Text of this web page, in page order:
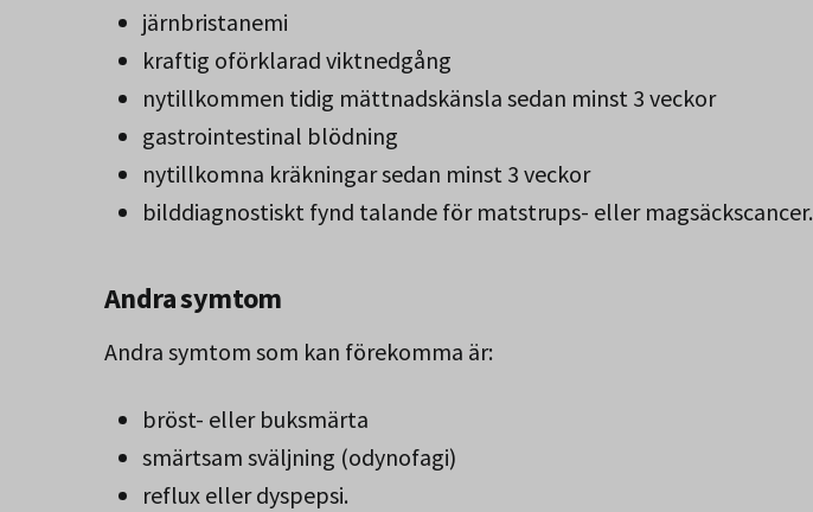
järnbristanemi
kraftig oförklarad viktnedgång
nytillkommen tidig mättnadskänsla sedan minst 3 veckor
gastrointestinal blödning
nytillkomna kräkningar sedan minst 3 veckor
bilddiagnostiskt fynd talande för matstrups- eller magsäckscancer.
Andra symtom
Andra symtom som kan förekomma är:
bröst- eller buksmärta
smärtsam sväljning (odynofagi)
reflux eller dyspepsi.